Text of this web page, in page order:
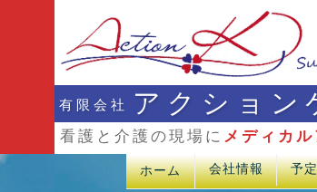
有限会社 アクション
看護と介護の現場に メディカル
ホーム 会社情報 予